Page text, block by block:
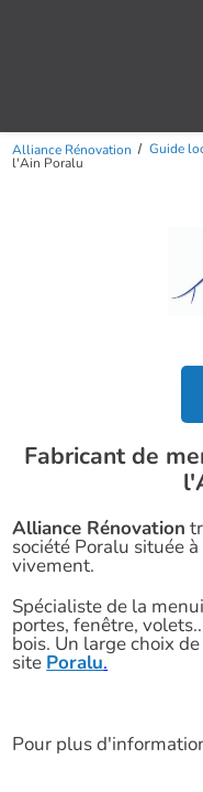
Alliance Rénovation Guide
l'Ain Poralu
Fabricant de
Alliance Rénovation
société Poralu située
vivement.
Spécialiste de la
portes, fenêtre,
bois. Un large choix
site Poralu.
Pour plus